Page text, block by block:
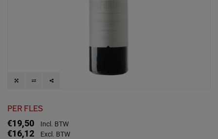
PER FLES
€19,50
Incl. BTW
€16,12 Excl. BTW